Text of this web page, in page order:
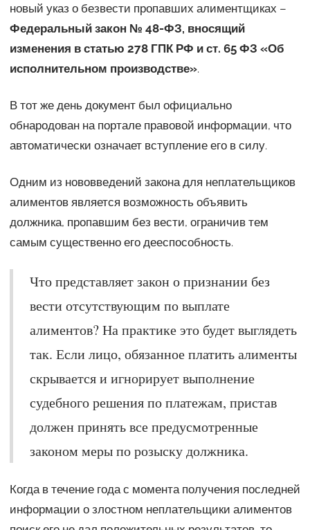
новый указ о безвести пропавших алиментщиках –
Федеральный закон № 48-ФЗ, вносящий
изменения в статью 278 ГПК РФ и ст. 65 ФЗ «Об
исполнительном производстве».
В тот же день документ был официально
обнародован на портале правовой информации, что
автоматически означает вступление его в силу.
Одним из нововведений закона для неплательщиков
алиментов является возможность объявить
должника, пропавшим без вести, ограничив тем
самым существенно его дееспособность.
Что представляет закон о признании без
вести отсутствующим по выплате
алиментов? На практике это будет выглядеть
так. Если лицо, обязанное платить алименты
скрывается и игнорирует выполнение
судебного решения по платежам, пристав
должен принять все предусмотренные
законом меры по розыску должника.
Когда в течение года с момента получения последней
информации о злостном неплательщики алиментов